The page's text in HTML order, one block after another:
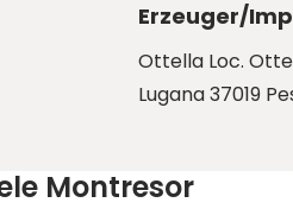
Erzeuger/
Ottella Loc.
Lugana 37019
Montresor